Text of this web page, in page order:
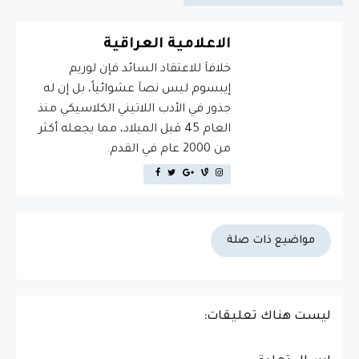
الاعلامية العراقية
خلافاَ للاعتقاد السائد فإن لوريم
إيبسوم ليس نصاَ عشوائياً، بل إن له
جذور في الأدب اللاتيني الكلاسيكي منذ
العام 45 قبل الميلاد، مما يجعله أكثر
من 2000 عام في القدم.
مواضيع ذات صلة
ليست هناك تعليقات: